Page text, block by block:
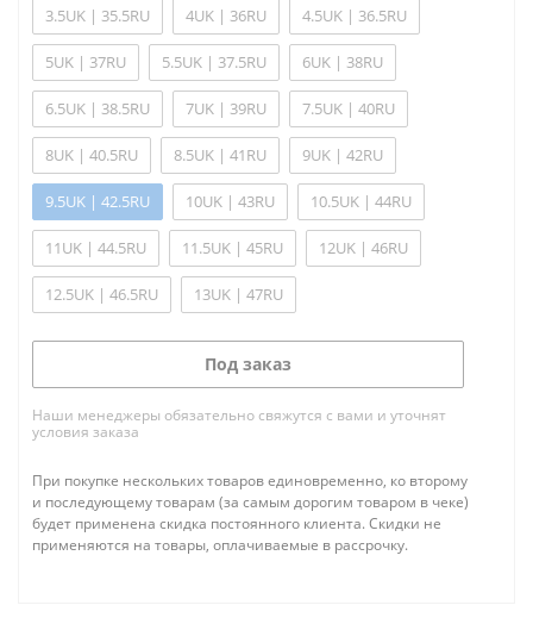
3.5UK | 35.5RU
4UK | 36RU 4.5UK | 36.5RU
5UK | 37RU 5.5UK | 37.5RU 6UK | 38RU
6.5UK | 38.5RU 7UK | 39RU 7.5UK | 40RU
8UK | 40.5RU 8.5UK | 41RU 9UK | 42RU
9.5UK | 42.5RU 10UK | 43RU 10.5UK | 44RU
11UK | 44.5RU 11.5UK | 45RU 12UK | 46RU
12.5UK | 46.5RU 13UK | 47RU
Под заказ
Наши менеджеры обязательно свяжутся с вами и уточнят
условия заказа
При покупке нескольких товаров единовременно, ко второму
и последующему товарам (за самым дорогим товаром в чеке)
будет применена скидка постоянного клиента. Скидки не
применяются на товары, оплачиваемые в рассрочку.